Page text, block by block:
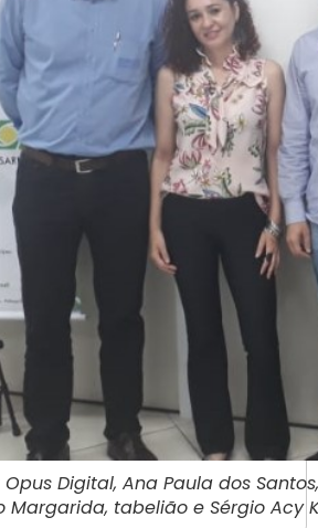
Digital, Ana Paula dos
Margarida, tabelião e Sérgio Acy